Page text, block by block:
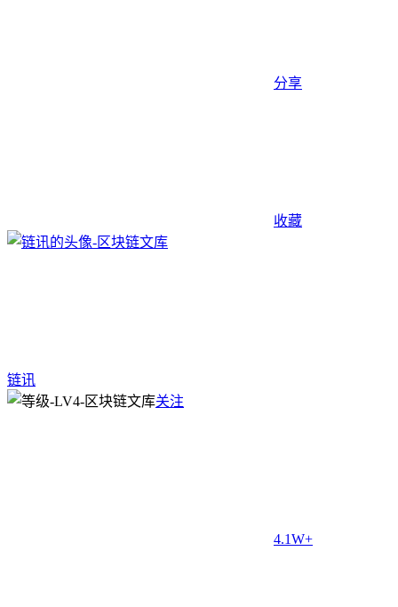
分享
收藏
链讯
关注
4.1W+